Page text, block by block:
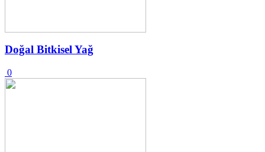
Doğal Bitkisel Yağ
0